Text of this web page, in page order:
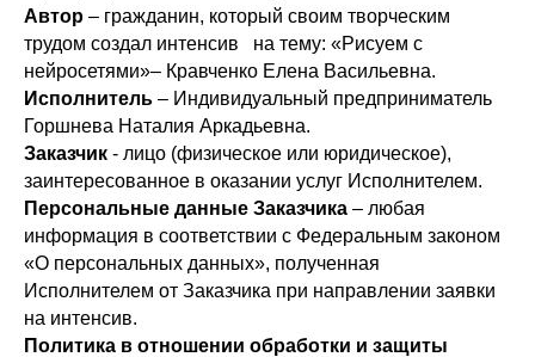
Автор – гражданин, который своим творческим
трудом создал интенсив на тему: «Рисуем с
нейросетями»– Кравченко Елена Васильевна.
Исполнитель – Индивидуальный предприниматель
Горшнева Наталия Аркадьевна.
Заказчик - лицо (физическое или юридическое),
заинтересованное в оказании услуг Исполнителем.
Персональные данные Заказчика – любая
информация в соответствии с Федеральным законом
«О персональных данных», полученная
Исполнителем от Заказчика при направлении заявки
на интенсив.
Политика в отношении обработки и защиты